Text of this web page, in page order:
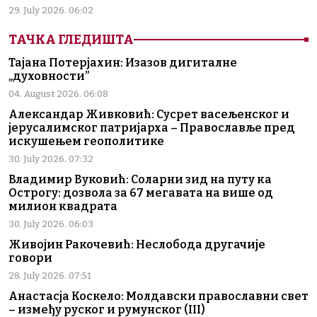
29. July 2026. 06:02
ТАЧКА ГЛЕДИШТА
Тајана Потерјахин: Изазов дигиталне
„духовности”
04. August 2026. 06:08
Александар Живковић: Сусрет васељенског и
јерусалимског патријарха – Православље пред
искушењем геополитике
30. July 2026. 07:32
Владимир Вуковић: Соларни зид на путу ка
Острогу: дозвола за 67 мегавата на више од
милион квадрата
30. July 2026. 06:03
Живојин Ракочевић: Неслобода другачије
говори
28. July 2026. 07:51
Анастасја Коскело: Молдавски православни свет
– између руског и румунског (III)